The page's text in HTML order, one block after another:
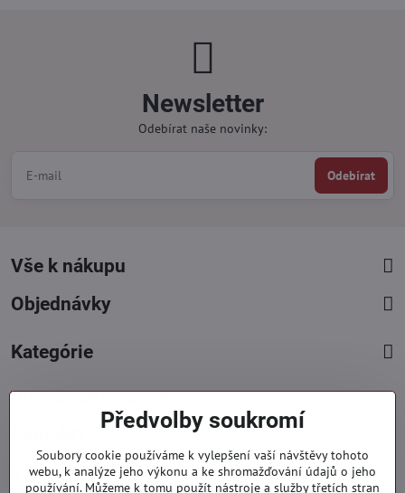
Newsletter
Odebírat naše novinky:
Odebírat
Vše k nákupu
Objednávky
Kategórie
+421 919 060 751
Pondělí - Pátek : 09:00 - 15:00 hod.
Předvolby soukromí
Soubory cookie používáme k vylepšení vaší návštěvy tohoto
webu, k analýze jeho výkonu a ke shromažďování údajů o jeho
používání. Můžeme k tomu použít nástroje a služby třetích stran